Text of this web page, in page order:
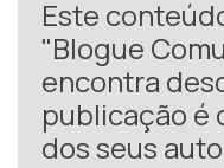
Este
"Blogue
encontra
publicação é
dos seus